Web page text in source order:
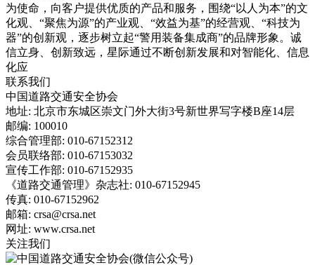
为使命，向客户提供优质的产品和服务，围绕“以人为本”的文
化观、“聚焦为源”的产业观、“效益为基”的经营观、“科技为
器”的创新观，逐步树立起“警用装备集成商”的品牌形象。诚
信立身、创新致远，星际通过不断创新发展和对智能化、信息
化应
联系我们
中国道路交通安全协会
地址: 北京市东城区崇文门外大街3号新世界写字楼B座14层
邮编: 100010
综合管理部: 010-67152312
会员联络部: 010-67153032
宣传工作部: 010-67152935
《道路交通管理》杂志社: 010-67152945
传真: 010-67152962
邮箱: crsa@crsa.net
网址: www.crsa.net
关注我们